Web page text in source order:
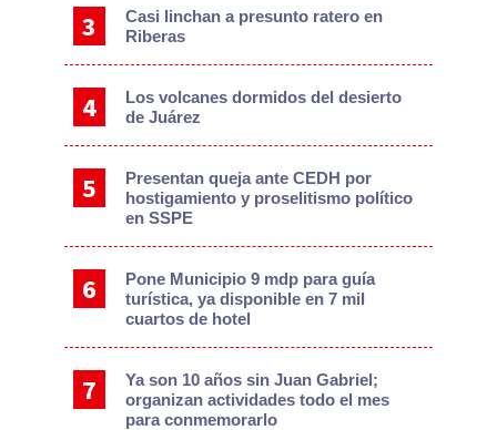
Casi linchan a presunto ratero en
Riberas
Los volcanes dormidos del desierto
de Juárez
Presentan queja ante CEDH por
hostigamiento y proselitismo político
en SSPE
Pone Municipio 9 mdp para guía
turística, ya disponible en 7 mil
cuartos de hotel
Ya son 10 años sin Juan Gabriel;
organizan actividades todo el mes
para conmemorarlo